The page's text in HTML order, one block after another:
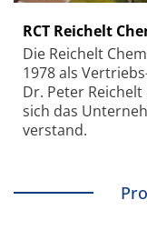
RCT Reichelt
Die Reichelt
1978 als
Dr. Peter
sich das
verstand.